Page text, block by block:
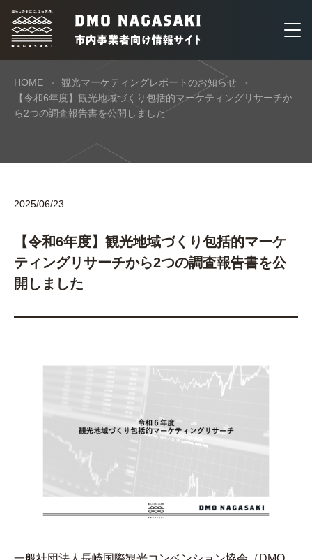
HOME
観光マーケティングレポートのお知らせ
【令和6年度】観光地域づくり包括的マーケティングリサーチか
ら2つの調査報告書を公開しました
2025/06/23
【令和6年度】観光地域づくり包括的マーケ
ティングリサーチから2つの調査報告書を公
開しました